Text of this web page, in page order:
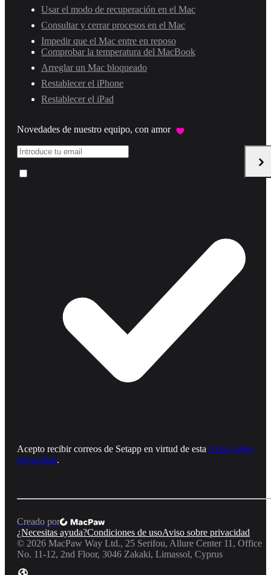
Usar el modo de recuperación en el Mac
Consultar y cerrar procesos en el Mac
Impedir que el Mac entre en reposo
Comprobar la temperatura del MacBook
Arreglar un Mac bloqueado
Restablecer el iPhone
Restablecer el iPad
Novedades de nuestro equipo, con amor
Acepto recibir correos de Setapp en virtud de esta Aviso sobre
privacidad.
Creado por
¿Necesitas ayuda?Condiciones de usoAviso sobre privacidad
© 2026 MacPaw Way Ltd., 25 Serifou, Allure Center 11, Office
No. 11-12, 2nd Floor, 3046 Zakaki, Limassol, Cyprus